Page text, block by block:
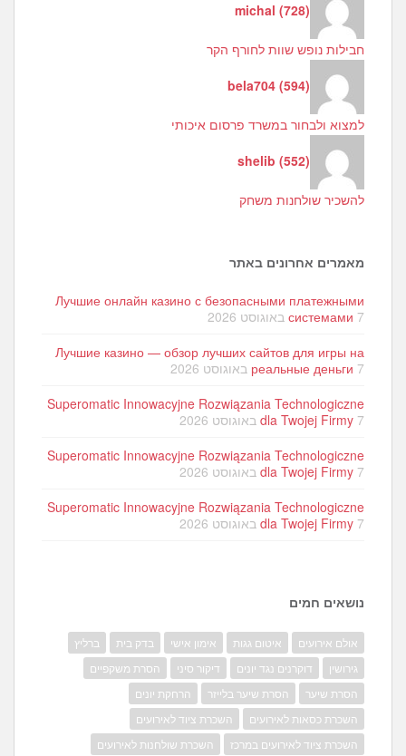
michal (728)
חבילות נופש שוות לחורף הקר
bela704 (594)
למצוא ולבחור במשרד פרסום איכותי
shelib (552)
להשכיר שולחנות משחק
מאמרים אחרונים באתר
Лучшие онлайн казино с безопасными платежными
системами 7 באוגוסט 2026
Лучшие казино — обзор лучших сайтов для игры на
реальные деньги 7 באוגוסט 2026
Superomatic Innowacyjne Rozwiązania Technologiczne
dla Twojej Firmy 7 באוגוסט 2026
Superomatic Innowacyjne Rozwiązania Technologiczne
dla Twojej Firmy 7 באוגוסט 2026
Superomatic Innowacyjne Rozwiązania Technologiczne
dla Twojej Firmy 7 באוגוסט 2026
נושאים חמים
אולם אירועים איטום גגות אימון אישי בדק בית
ברליץ
גירושין
דוקרנים נגד יונים דיקור סיני
הסרת משקפיים
הסרת שיער
הסרת שיער בלייזר
הרחקת יונים
השכרת כסאות לאירועים
השכרת ציוד לאירועים
השכרת ציוד לאירועים במרכז
השכרת שולחנות לאירועים